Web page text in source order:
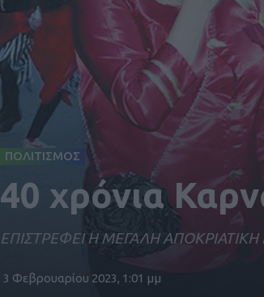
ΠΟΛΙΤΙΣΜΟΣ
40 χρόνια
ΕΠΙΣΤΡΕΦΕΙ Η ΜΕΓΑΛΗ ΑΠΟΚΡΙΑΤΙΚΗ
3 Φεβρουαρίου 2023, 1:01 μμ